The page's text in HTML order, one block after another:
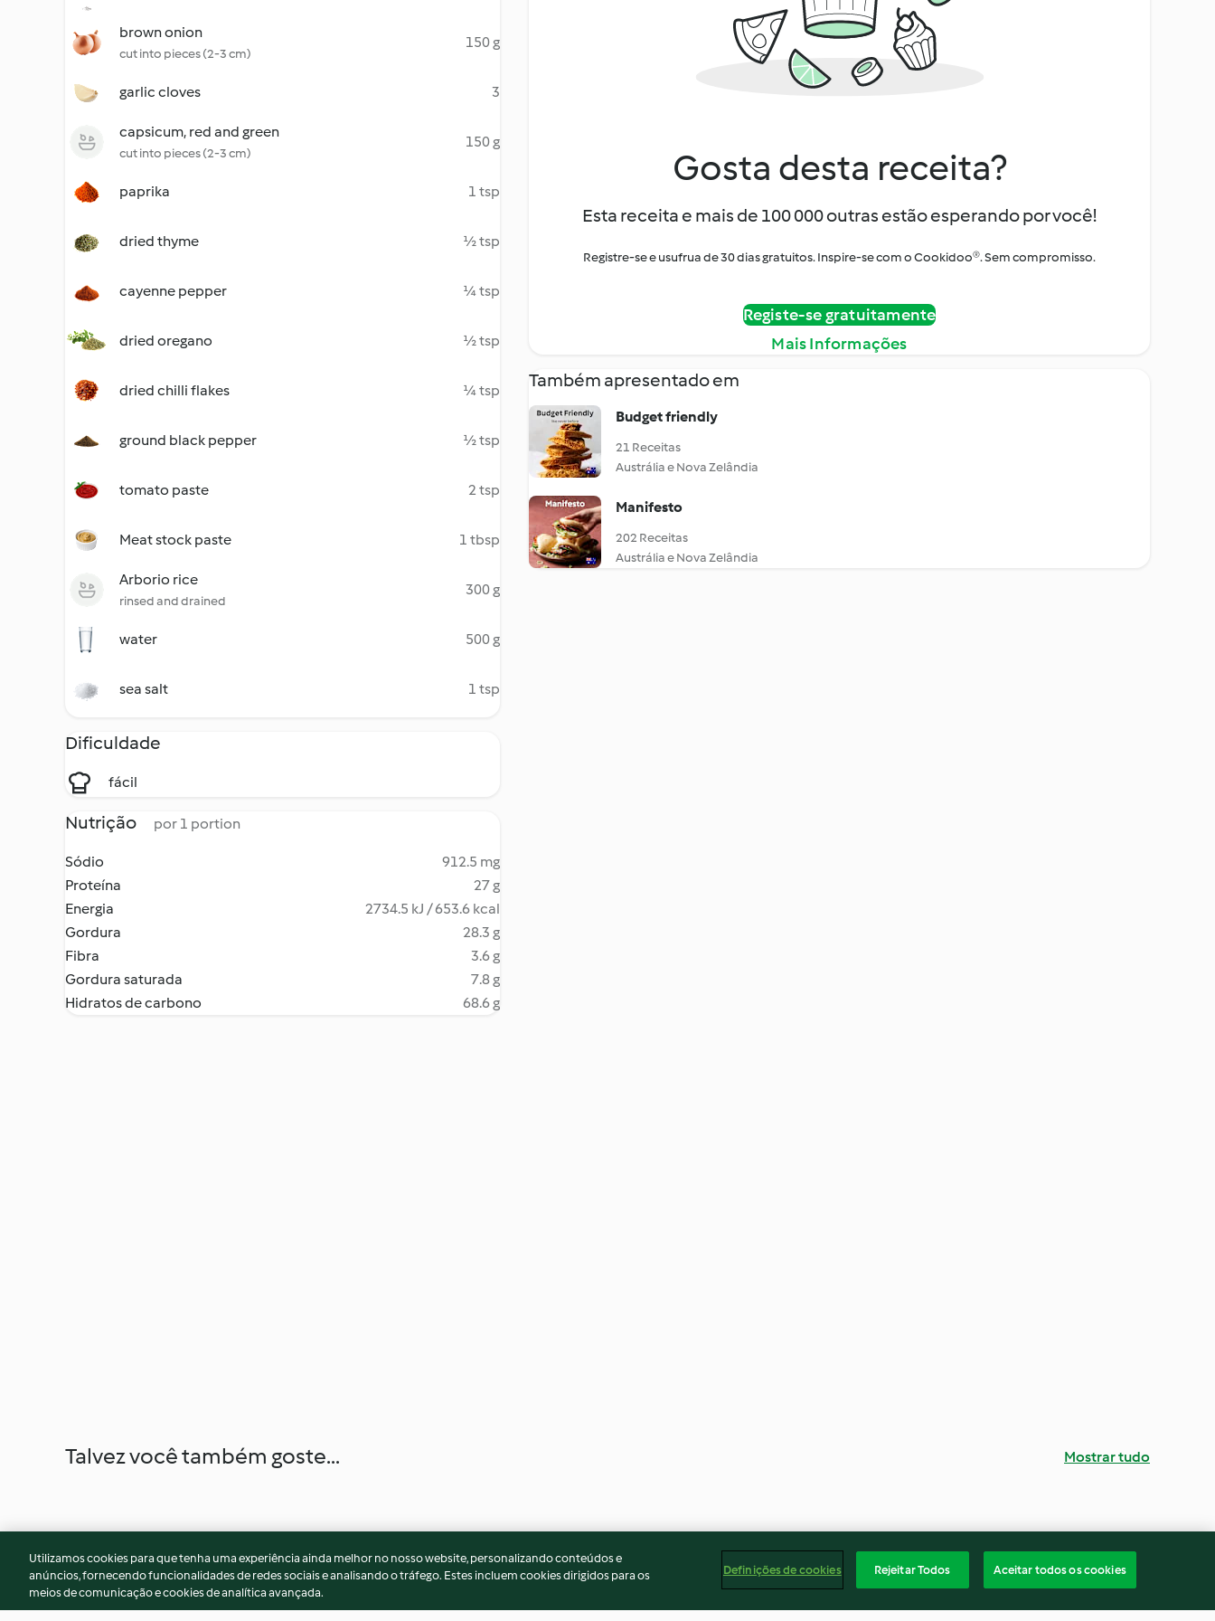
brown onion
cut into pieces (2-3 cm)
150 g
garlic cloves 3
capsicum, red and green
cut into pieces (2-3 cm)
150 g
paprika 1 tsp
dried thyme ½ tsp
cayenne pepper ¼ tsp
dried oregano ½ tsp
dried chilli flakes ¼ tsp
ground black pepper ½ tsp
tomato paste 2 tsp
Meat stock paste 1 tbsp
Arborio rice
rinsed and drained
300 g
water 500 g
sea salt 1 tsp
Dificuldade
fácil
Nutrição por 1 portion
Sódio
912.5 mg
Proteína
27 g
Energia
2734.5 kJ / 653.6 kcal
Gordura
28.3 g
Fibra
3.6 g
Gordura saturada
7.8 g
Hidratos de carbono
68.6 g
Gosta desta receita?
Esta receita e mais de 100 000 outras estão esperando por você!
Registre-se e usufrua de 30 dias gratuitos. Inspire-se com o Cookidoo®. Sem compromisso.
Registe-se gratuitamente
Mais Informações
Também apresentado em
Budget friendly
21 Receitas
Austrália e Nova Zelândia
Manifesto
202 Receitas
Austrália e Nova Zelândia
Talvez você também goste... Mostrar tudo
Utilizamos cookies para que tenha uma experiência ainda melhor no nosso website, personalizando conteúdos e
anúncios, fornecendo funcionalidades de redes sociais e analisando o tráfego. Estes incluem cookies dirigidos para os
meios de comunicação e cookies de analítica avançada.
Definições de cookies Rejeitar Todos Aceitar todos os cookies